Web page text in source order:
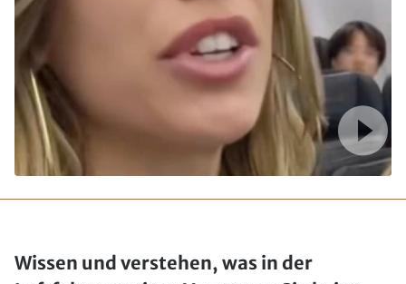
Wissen und verstehen, was in der